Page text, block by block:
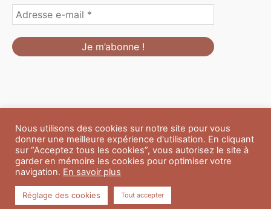
Formulaire de personnalisation Contact
Boutique
Blog
CGV
Mentions Légales
Politique de confidentialité
A propos
Copyright © 2026 Du Soleil et des Paillettes
Nous utilisons des cookies sur notre site pour vous
donner une meilleure expérience d'utilisation. En cliquant
sur “Acceptez tous les cookies”, vous autorisez le site à
garder en mémoire les cookies pour optimiser votre
navigation. En savoir plus
Réglage des cookies Tout accepter